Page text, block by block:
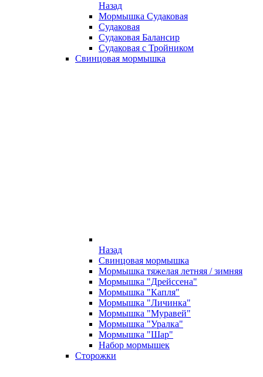
Назад
Мормышка Судаковая
Судаковая
Судаковая Балансир
Судаковая с Тройником
Свинцовая мормышка
Назад
Свинцовая мормышка
Мормышка тяжелая летняя / зимняя
Мормышка "Дрейссена"
Мормышка "Капля"
Мормышка "Личинка"
Мормышка "Муравей"
Мормышка "Уралка"
Мормышка "Шар"
Набор мормышек
Сторожки